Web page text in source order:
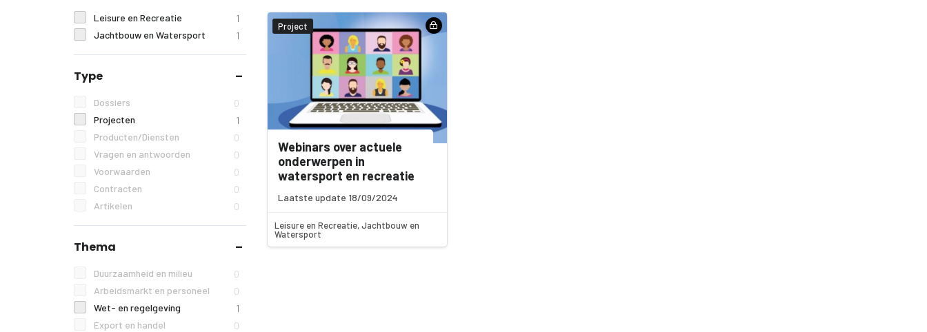
Leisure en Recreatie 1
Jachtbouw en Watersport 1
Type
Dossiers 0
Projecten 1
Producten/Diensten 0
Vragen en antwoorden 0
Voorwaarden 0
Contracten 0
Artikelen 0
Thema
Duurzaamheid en milieu 0
Arbeidsmarkt en personeel 0
Wet- en regelgeving 1
Export en handel 0
Project
Webinars over actuele
onderwerpen in
watersport en recreatie
Laatste update 18/09/2024
Leisure en Recreatie, Jachtbouw en
Watersport